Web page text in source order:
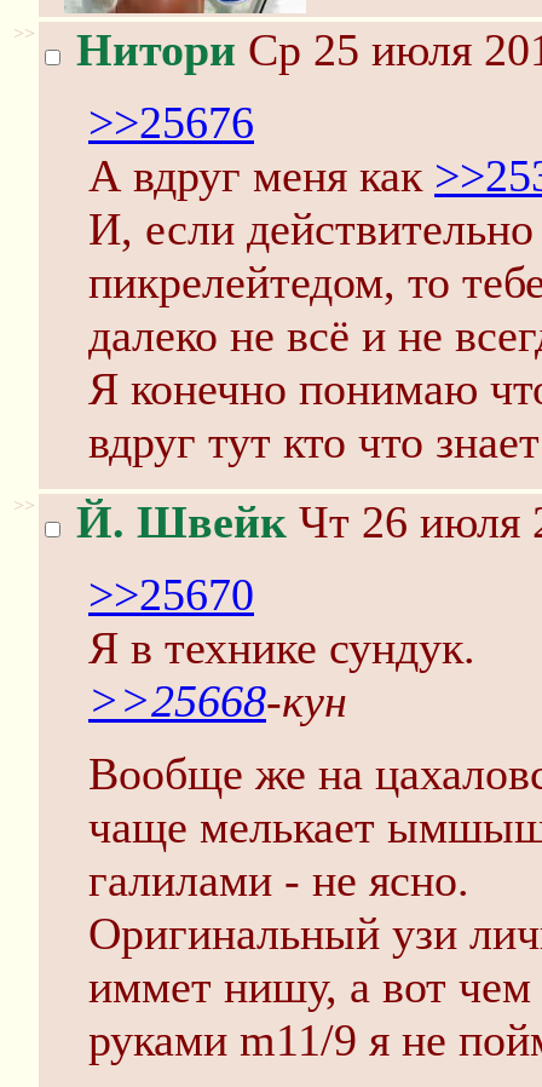
>> Нитори Ср 25 июля
>>25676
А вдруг меня как
И, если
пикрелейтедом, то
далеко не всё и не
Я конечно понимаю
вдруг тут кто что
>> Й. Швейк Чт 26 июля
>>25670
Я в технике сундук.
>>25668-кун
Вообще же на
чаще мелькает
галилами - не ясно.
Оригинальный узи
иммет нишу, а вот
руками m11/9 я не